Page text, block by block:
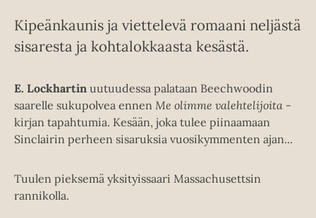
Kipeänkaunis ja viettelevä romaani neljästä
sisaresta ja kohtalokkaasta kesästä.
E. Lockhartin uutuudessa palataan Beechwoodin
saarelle sukupolvea ennen Me olimme valehtelijoita -
kirjan tapahtumia. Kesään, joka tulee piinaamaan
Sinclairin perheen sisaruksia vuosikymmenten ajan...
Tuulen pieksemä yksityissaari Massachusettsin
rannikolla.